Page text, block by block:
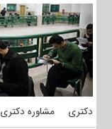
محتوا
دکتری مشاوره دکتری